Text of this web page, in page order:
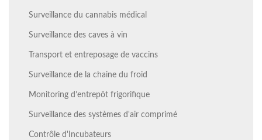
Surveillance du cannabis médical
Surveillance des caves à vin
Transport et entreposage de vaccins
Surveillance de la chaine du froid
Monitoring d’entrepôt frigorifique
Surveillance des systèmes d'air comprimé
Contrôle d'Incubateurs